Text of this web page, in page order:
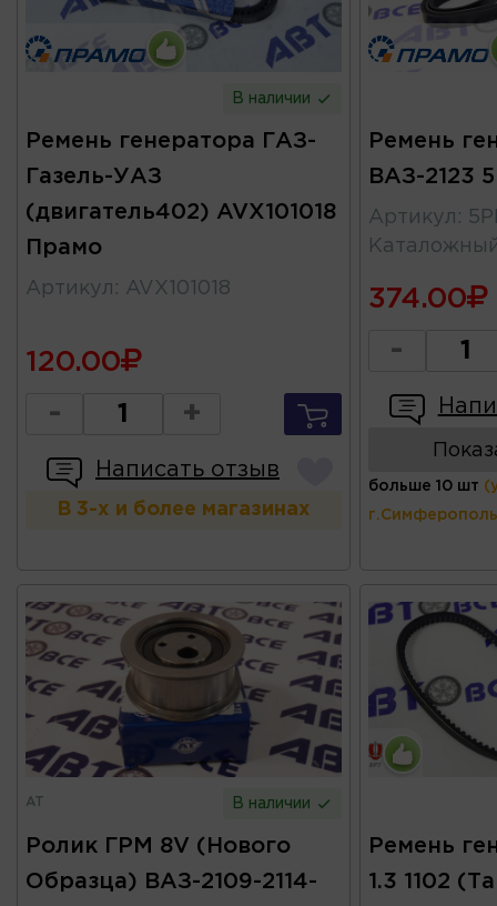
В наличии
Ремень генератора ГАЗ-
Газель-УАЗ
(двигатель402) AVX101018
Прамо
Артикул : AVX101018
120.00
- +
Написать отзыв
В 3-х и более магазинах
Ремень
ВАЗ-2123
Артикул :
374.00
-
больше 10 шт
AT В наличии
Ролик ГРМ 8V (Нового
Образца) ВАЗ-2109-2114-
Ремень
1.3 1102